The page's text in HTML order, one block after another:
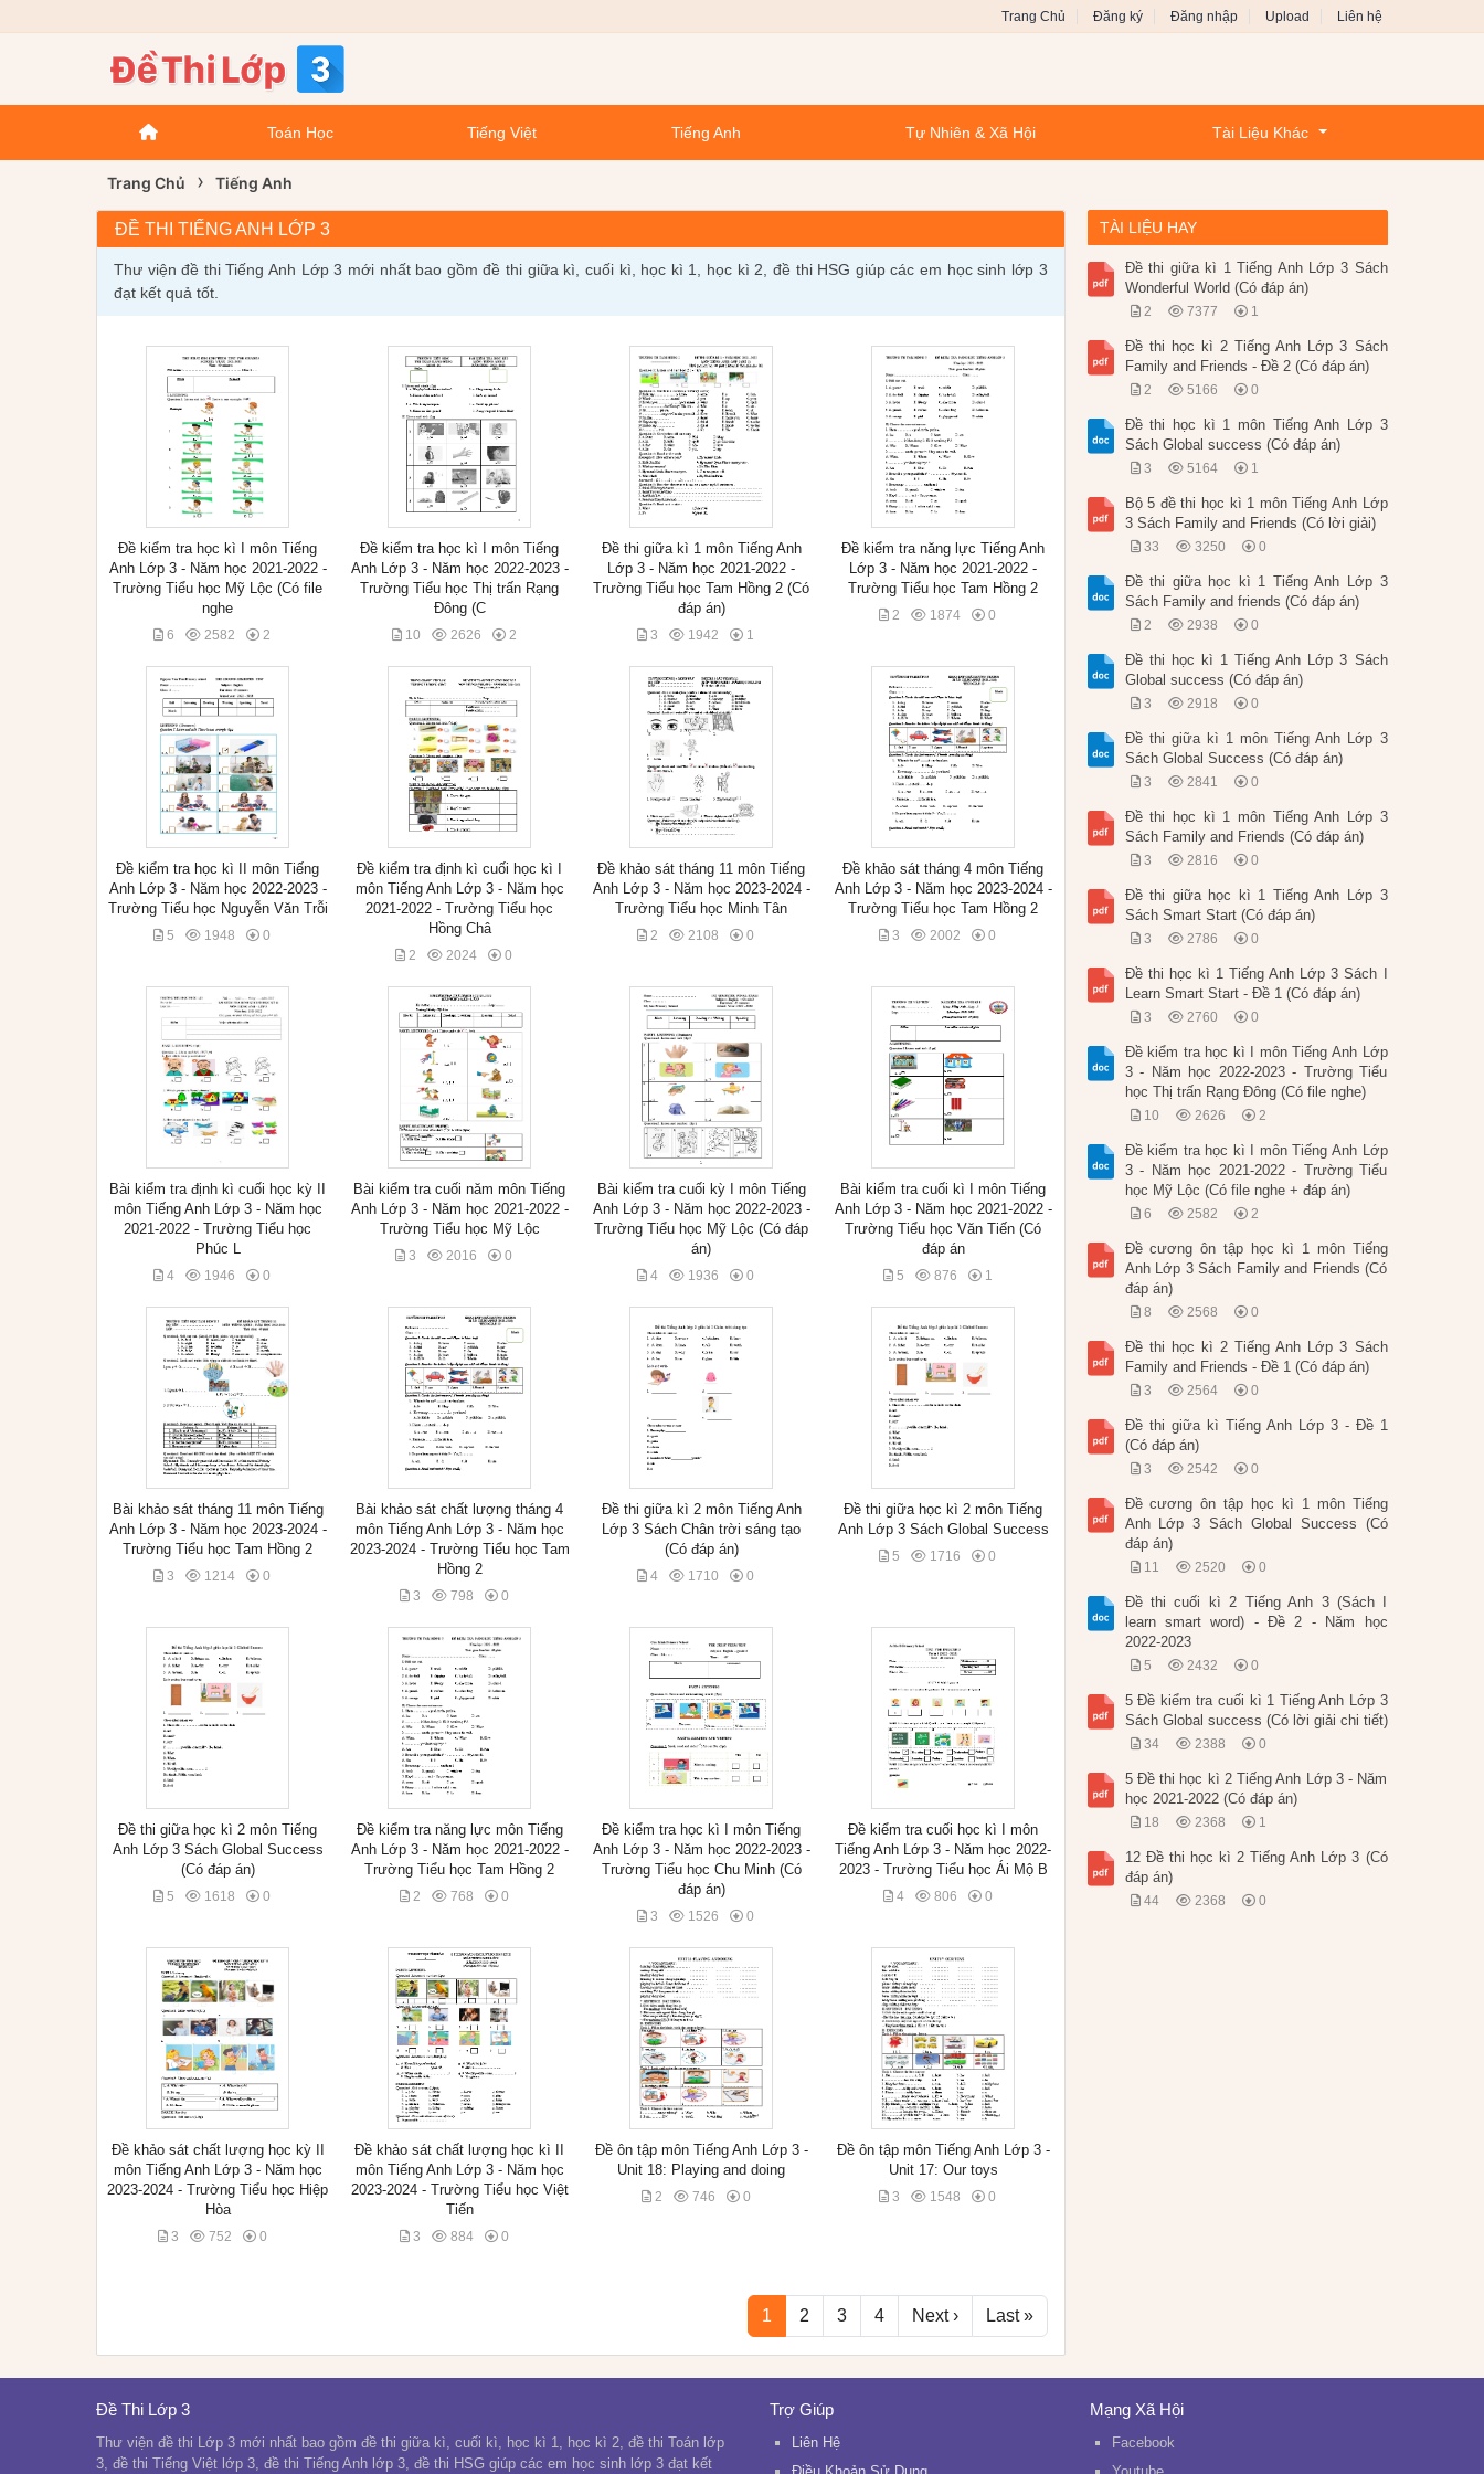
Trang Chủ Đăng ký Đăng nhập Upload Liên hệ
Toán Học Tiếng Việt Tiếng Anh Tự Nhiên & Xã Hội Tài Liệu Khác
Trang Chủ › Tiếng Anh
ĐỀ THI TIẾNG ANH LỚP 3
Thư viện đề thi Tiếng Anh Lớp 3 mới nhất bao gồm đề thi giữa kì, cuối kì, học kì 1, học kì 2, đề thi HSG giúp các em học sinh lớp 3
đạt kết quả tốt.
Đề kiểm tra học kì I môn Tiếng
Anh Lớp 3 - Năm học 2021-2022 -
Trường Tiểu học Mỹ Lộc (Có file
nghe
6 2582 2
Đề kiểm tra học kì I môn Tiếng
Anh Lớp 3 - Năm học 2022-2023 -
Trường Tiểu học Thị trấn Rạng
Đông (C
10 2626 2
Đề thi giữa kì 1 môn Tiếng Anh
Lớp 3 - Năm học 2021-2022 -
Trường Tiểu học Tam Hồng 2 (Có
đáp án)
3 1942 1
Đề kiểm tra năng lực Tiếng Anh
Lớp 3 - Năm học 2021-2022 -
Trường Tiểu học Tam Hồng 2
2 1874 0
Đề kiểm tra học kì II môn Tiếng
Anh Lớp 3 - Năm học 2022-2023 -
Trường Tiểu học Nguyễn Văn Trỗi
5 1948 0
Đề kiểm tra định kì cuối học kì I
môn Tiếng Anh Lớp 3 - Năm học
2021-2022 - Trường Tiểu học
Hồng Châ
2 2024 0
Đề khảo sát tháng 11 môn Tiếng
Anh Lớp 3 - Năm học 2023-2024 -
Trường Tiểu học Minh Tân
2 2108 0
Đề khảo sát tháng 4 môn Tiếng
Anh Lớp 3 - Năm học 2023-2024 -
Trường Tiểu học Tam Hồng 2
3 2002 0
Bài kiểm tra định kì cuối học kỳ II
môn Tiếng Anh Lớp 3 - Năm học
2021-2022 - Trường Tiểu học
Phúc L
4 1946 0
Bài kiểm tra cuối năm môn Tiếng
Anh Lớp 3 - Năm học 2021-2022 -
Trường Tiểu học Mỹ Lộc
3 2016 0
Bài kiểm tra cuối kỳ I môn Tiếng
Anh Lớp 3 - Năm học 2022-2023 -
Trường Tiểu học Mỹ Lộc (Có đáp
án)
4 1936 0
Bài kiểm tra cuối kì I môn Tiếng
Anh Lớp 3 - Năm học 2021-2022 -
Trường Tiểu học Văn Tiến (Có
đáp án
5 876 1
Bài khảo sát tháng 11 môn Tiếng
Anh Lớp 3 - Năm học 2023-2024 -
Trường Tiểu học Tam Hồng 2
3 1214 0
Bài khảo sát chất lượng tháng 4
môn Tiếng Anh Lớp 3 - Năm học
2023-2024 - Trường Tiểu học Tam
Hồng 2
3 798 0
Đề thi giữa kì 2 môn Tiếng Anh
Lớp 3 Sách Chân trời sáng tạo
(Có đáp án)
4 1710 0
Đề thi giữa học kì 2 môn Tiếng
Anh Lớp 3 Sách Global Success
5 1716 0
Đề thi giữa học kì 2 môn Tiếng
Anh Lớp 3 Sách Global Success
(Có đáp án)
5 1618 0
Đề kiểm tra năng lực môn Tiếng
Anh Lớp 3 - Năm học 2021-2022 -
Trường Tiểu học Tam Hồng 2
2 768 0
Đề kiểm tra học kì I môn Tiếng
Anh Lớp 3 - Năm học 2022-2023 -
Trường Tiểu học Chu Minh (Có
đáp án)
3 1526 0
Đề kiểm tra cuối học kì I môn
Tiếng Anh Lớp 3 - Năm học 2022-
2023 - Trường Tiểu học Ái Mộ B
4 806 0
Đề khảo sát chất lượng học kỳ II
môn Tiếng Anh Lớp 3 - Năm học
2023-2024 - Trường Tiểu học Hiệp
Hòa
3 752 0
Đề khảo sát chất lượng học kì II
môn Tiếng Anh Lớp 3 - Năm học
2023-2024 - Trường Tiểu học Việt
Tiến
3 884 0
Đề ôn tập môn Tiếng Anh Lớp 3 -
Unit 18: Playing and doing
2 746 0
Đề ôn tập môn Tiếng Anh Lớp 3 -
Unit 17: Our toys
3 1548 0
1 2 3 4 Next › Last »
TÀI LIỆU HAY
Đề thi giữa kì 1 Tiếng Anh Lớp 3 Sách
Wonderful World (Có đáp án)
2 7377 1
Đề thi học kì 2 Tiếng Anh Lớp 3 Sách
Family and Friends - Đề 2 (Có đáp án)
2 5166 0
Đề thi học kì 1 môn Tiếng Anh Lớp 3
Sách Global success (Có đáp án)
3 5164 1
Bộ 5 đề thi học kì 1 môn Tiếng Anh Lớp
3 Sách Family and Friends (Có lời giải)
33 3250 0
Đề thi giữa học kì 1 Tiếng Anh Lớp 3
Sách Family and friends (Có đáp án)
2 2938 0
Đề thi học kì 1 Tiếng Anh Lớp 3 Sách
Global success (Có đáp án)
3 2918 0
Đề thi giữa kì 1 môn Tiếng Anh Lớp 3
Sách Global Success (Có đáp án)
3 2841 0
Đề thi học kì 1 môn Tiếng Anh Lớp 3
Sách Family and Friends (Có đáp án)
3 2816 0
Đề thi giữa học kì 1 Tiếng Anh Lớp 3
Sách Smart Start (Có đáp án)
3 2786 0
Đề thi học kì 1 Tiếng Anh Lớp 3 Sách I
Learn Smart Start - Đề 1 (Có đáp án)
3 2760 0
Đề kiểm tra học kì I môn Tiếng Anh Lớp
3 - Năm học 2022-2023 - Trường Tiểu
học Thị trấn Rạng Đông (Có file nghe)
10 2626 2
Đề kiểm tra học kì I môn Tiếng Anh Lớp
3 - Năm học 2021-2022 - Trường Tiểu
học Mỹ Lộc (Có file nghe + đáp án)
6 2582 2
Đề cương ôn tập học kì 1 môn Tiếng
Anh Lớp 3 Sách Family and Friends (Có
đáp án)
8 2568 0
Đề thi học kì 2 Tiếng Anh Lớp 3 Sách
Family and Friends - Đề 1 (Có đáp án)
3 2564 0
Đề thi giữa kì Tiếng Anh Lớp 3 - Đề 1
(Có đáp án)
3 2542 0
Đề cương ôn tập học kì 1 môn Tiếng
Anh Lớp 3 Sách Global Success (Có
đáp án)
11 2520 0
Đề thi cuối kì 2 Tiếng Anh 3 (Sách I
learn smart word) - Đề 2 - Năm học
2022-2023
5 2432 0
5 Đề kiểm tra cuối kì 1 Tiếng Anh Lớp 3
Sách Global success (Có lời giải chi tiết)
34 2388 0
5 Đề thi học kì 2 Tiếng Anh Lớp 3 - Năm
học 2021-2022 (Có đáp án)
18 2368 1
12 Đề thi học kì 2 Tiếng Anh Lớp 3 (Có
đáp án)
44 2368 0
Đề Thi Lớp 3
Thư viện đề thi Lớp 3 mới nhất bao gồm đề thi giữa kì, cuối kì, học kì 1, học kì 2, đề thi Toán lớp
3, đề thi Tiếng Việt lớp 3, đề thi Tiếng Anh lớp 3, đề thi HSG giúp các em học sinh lớp 3 đạt kết
Trợ Giúp
Liên Hệ
Mạng Xã Hội
Facebook